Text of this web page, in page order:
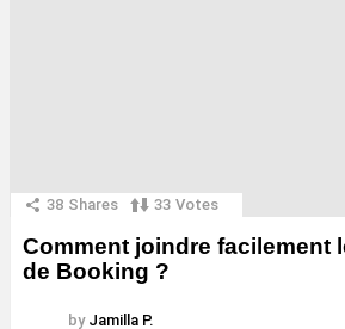
38 Shares 33 Votes
Comment joindre facilement
de Booking ?
by Jamilla P.